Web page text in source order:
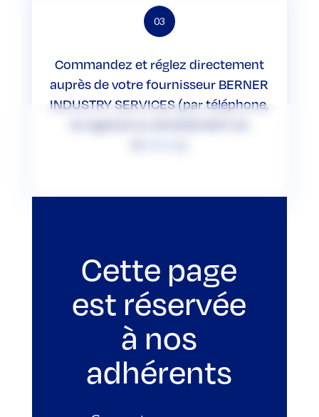
03
Commandez et réglez directement
auprès de votre fournisseur BERNER
INDUSTRY SERVICES (par téléphone,
en agence ou directement via
Cette page
est réservée
à nos
adhérents